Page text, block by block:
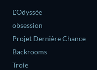
L'Odyssée
obsession
Projet Dernière Chance
Backrooms
Troie